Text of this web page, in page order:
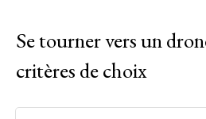
Se tourner vers un
critères de choix